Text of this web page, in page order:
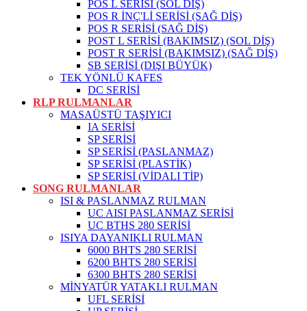
POS L SERİSİ (SOL DİŞ)
POS R İNÇ'Lİ SERİSİ (SAĞ DİŞ)
POS R SERİSİ (SAĞ DİŞ)
POST L SERİSİ (BAKIMSIZ) (SOL DİŞ)
POST R SERİSİ (BAKIMSIZ) (SAĞ DİŞ)
SB SERİSİ (DIŞI BÜYÜK)
TEK YÖNLÜ KAFES
DC SERİSİ
RLP RULMANLAR
MASAÜSTÜ TAŞIYICI
IA SERİSİ
SP SERİSİ
SP SERİSİ (PASLANMAZ)
SP SERİSİ (PLASTİK)
SP SERİSİ (VİDALI TİP)
SONG RULMANLAR
ISI & PASLANMAZ RULMAN
UC AISI PASLANMAZ SERİSİ
UC BTHS 280 SERİSİ
ISIYA DAYANIKLI RULMAN
6000 BHTS 280 SERİSİ
6200 BHTS 280 SERİSİ
6300 BHTS 280 SERİSİ
MİNYATÜR YATAKLI RULMAN
UFL SERİSİ